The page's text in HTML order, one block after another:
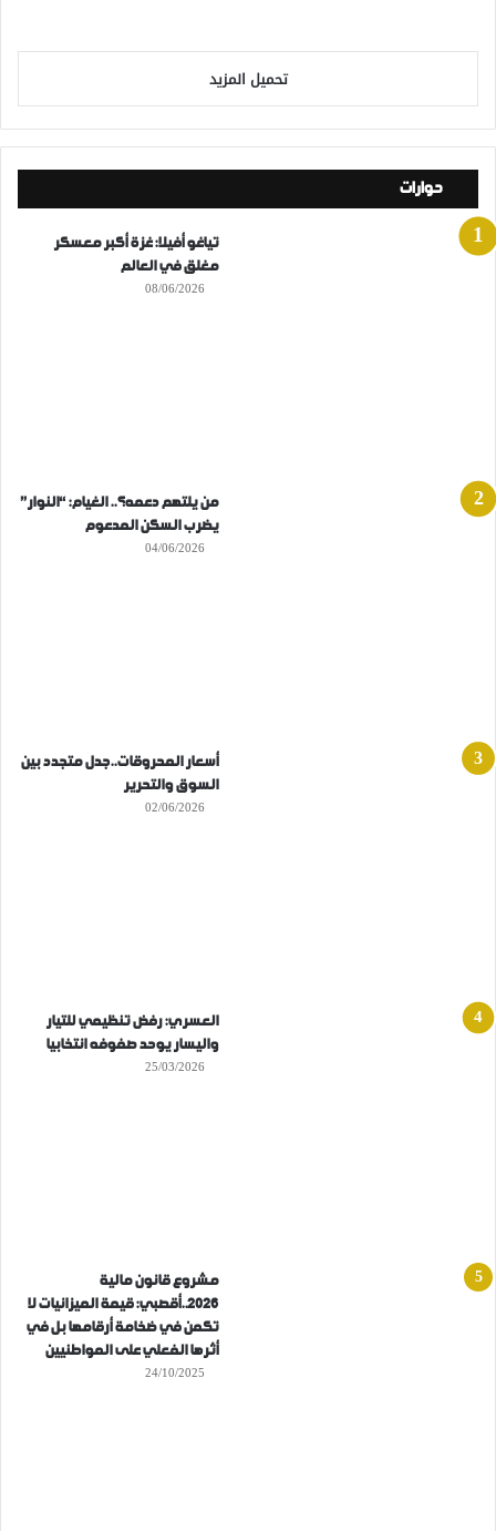
تحميل المزيد
حوارات
تياغو أفيلا: غزة أكبر معسكر
مغلق في العالم
08/06/2026
من يلتهم دعمه؟.. الغيام: “النوار”
يضرب السكن المدعوم
04/06/2026
أسعار المحروقات..جدل متجدد بين
السوق والتحرير
02/06/2026
العسري: رفض تنظيمي للتيار
واليسار يوحد صفوفه انتخابيا
25/03/2026
مشروع قانون مالية
2026..أقصبي: قيمة الميزانيات لا
تكمن في ضخامة أرقامها بل في
أثرها الفعلي على المواطنيين
24/10/2025